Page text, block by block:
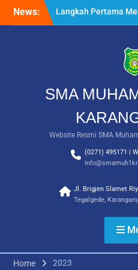
News:
Langkah Pertama
Generasi Berkarakter,
Muhammadiyah 1
Karanganyar Dimulai
Kebangsaan
Saat Fajar Menyapa
Angkatan Baru, SMA
Muhammadiyah 1
Karanganyar Gelar
Awalussanah Penuh
Rekapitulasi
2026
SMA
Website Resmi SMA
(0271) 495171 |
Jl. Brigjen Slamet
Tegalgede,
Home 2023